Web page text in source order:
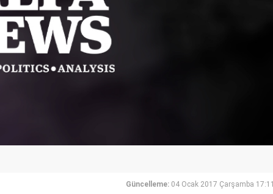
Güncelleme: 04 Ocak 2017 Çarşamba 17:11